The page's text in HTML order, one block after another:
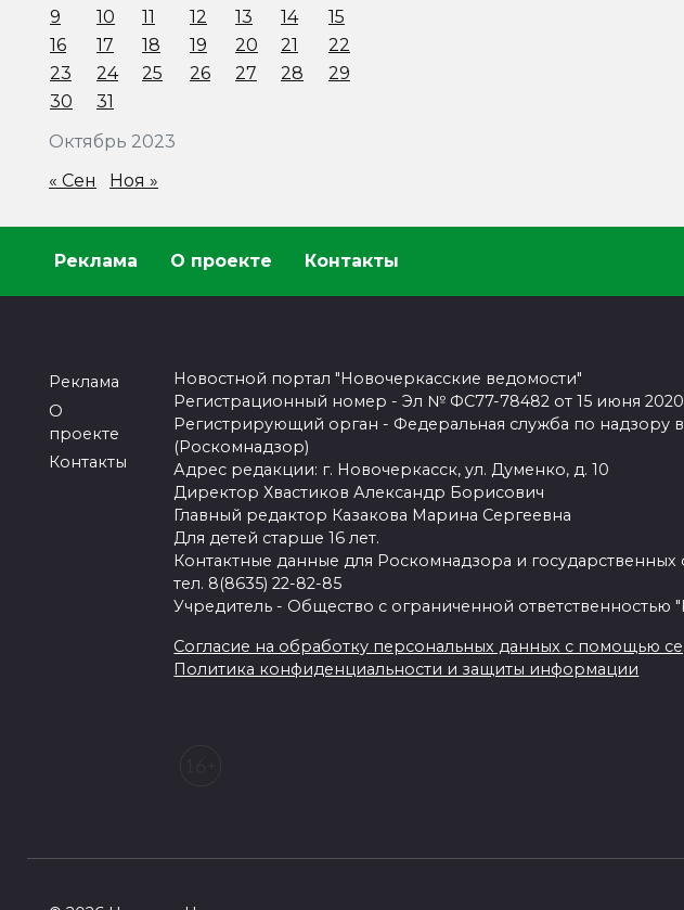
Октябрь 2023
9
10 11 12 13 14
15
16
17 18 19 20 21
22
23
24 25 26 27 28
29
30
31
« Сен Ноя »
Реклама О проекте Контакты
Реклама
О
проекте
Контакты
Новостной портал "Новочеркасские ведомости"
Регистрационный номер - Эл № ФС77-78482 от 15 июня 2020
Регистрирующий орган - Федеральная служба по надзору
(Роскомнадзор)
Адрес редакции: г. Новочеркасск, ул. Думенко, д. 10
Директор Хвастиков Александр Борисович
Главный редактор Казакова Марина Сергеевна
Для детей старше 16 лет.
Контактные данные для Роскомнадзора и
тел. 8(8635) 22-82-85
Учредитель - Общество с ограниченной ответственностью
Согласие на обработку персональных данных с помощью
Политика конфиденциальности и защиты информации